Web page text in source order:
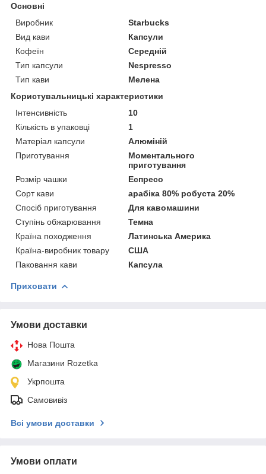
Основні
Виробник
Starbucks
Вид кави
Капсули
Кофеїн
Середній
Тип капсули
Nespresso
Тип кави
Мелена
Користувальницькі характеристики
Інтенсивність
10
Кількість в упаковці
1
Матеріал капсули
Алюміній
Приготування
Моментального
приготування
Розмір чашки
Еспресо
Сорт кави
арабіка 80% робуста 20%
Спосіб приготування
Для кавомашини
Ступінь обжарювання
Темна
Країна походження
Латинська Америка
Країна-виробник товару
США
Паковання кави
Капсула
Приховати
Умови доставки
Нова Пошта
Магазини Rozetka
Укрпошта
Самовивіз
Всі умови доставки
Умови оплати